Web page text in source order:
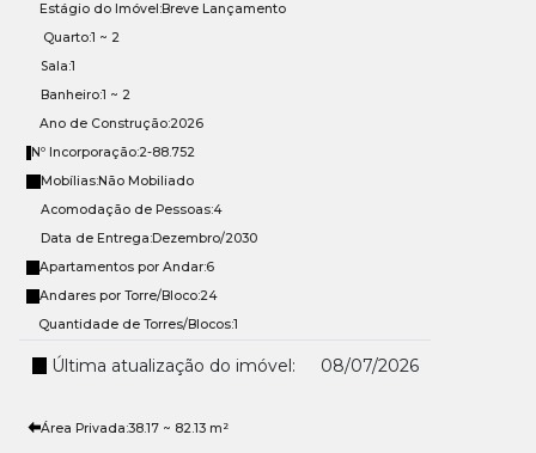
Estágio do Imóvel:Breve Lançamento
Quarto:1 ~ 2
Sala:1
Banheiro:1 ~ 2
Ano de Construção:2026
Nº Incorporação:2-88.752
Mobílias:Não Mobiliado
Acomodação de Pessoas:4
Data de Entrega:Dezembro/2030
Apartamentos por Andar:6
Andares por Torre/Bloco:24
Quantidade de Torres/Blocos:1
Última atualização do imóvel: 08/07/2026
Área Privada:38.17 ~ 82.13 m²